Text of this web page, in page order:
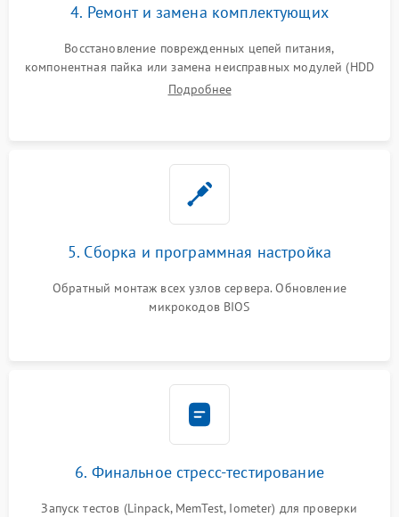
4. Ремонт и замена комплектующих
Восстановление поврежденных цепей питания,
компонентная пайка или замена неисправных модулей (HDD
Подробнее
5. Сборка и программная настройка
Обратный монтаж всех узлов сервера. Обновление
микрокодов BIOS
6. Финальное стресс-тестирование
Запуск тестов (Linpack, MemTest, Iometer) для проверки